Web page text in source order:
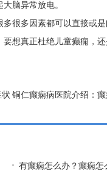
脑异常放电。
很多因素都可以直接或
想真正杜绝儿童癫痫，
铜仁癫痫病医院介绍：
有癫痫怎么办？癫痫怎